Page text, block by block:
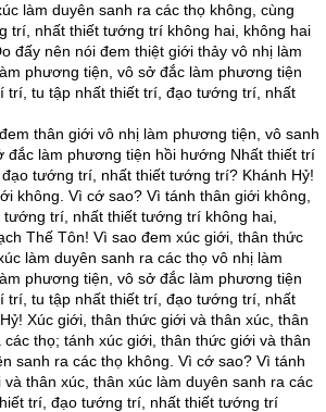
làm duyên sanh ra các thọ không, cùng
trí, nhất thiết tướng trí không hai, không hai
đấy nên nói đem thiệt giới thảy vô nhị làm
phương tiện, vô sở đắc làm phương tiện
trí, tu tập nhất thiết trí, đạo tướng trí, nhất
thân giới vô nhị làm phương tiện, vô sanh
đắc làm phương tiện hồi hướng Nhất thiết trí
tướng trí, nhất thiết tướng trí? Khánh Hỷ!
không. Vì cớ sao? Vì tánh thân giới không,
trí, nhất thiết tướng trí không hai,
Thế Tôn! Vì sao đem xúc giới, thân thức
làm duyên sanh ra các thọ vô nhị làm
phương tiện, vô sở đắc làm phương tiện
trí, tu tập nhất thiết trí, đạo tướng trí, nhất
Xúc giới, thân thức giới và thân xúc, thân
thọ; tánh xúc giới, thân thức giới và thân
sanh ra các thọ không. Vì cớ sao? Vì tánh
thân xúc, thân xúc làm duyên sanh ra các
trí, đạo tướng trí, nhất thiết tướng trí